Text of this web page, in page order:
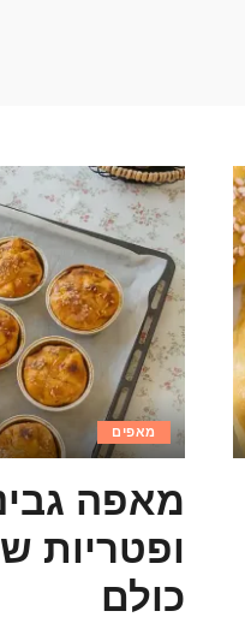
מאפים
מאפה
ופטריות
כולם